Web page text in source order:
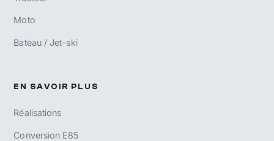
Moto
Bateau / Jet-ski
EN SAVOIR PLUS
Réalisations
Conversion E85